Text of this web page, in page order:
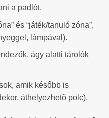
a padlót.
és “játék/tanuló zóna”,
lámpával).
ágy alatti tárolók
amik később is
áthelyezhető polc).